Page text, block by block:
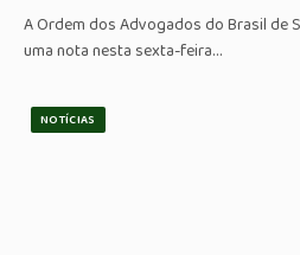
A Ordem dos Advogados do Brasil de
uma nota nesta sexta-feira…
NOTÍCIAS